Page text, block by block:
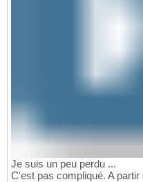
Je suis un peu perdu ...
C'est pas compliqué. A